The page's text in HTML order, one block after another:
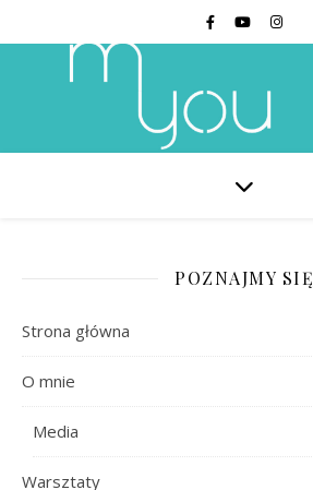
POZNAJMY SIĘ
Strona główna
O mnie
Media
Warsztaty